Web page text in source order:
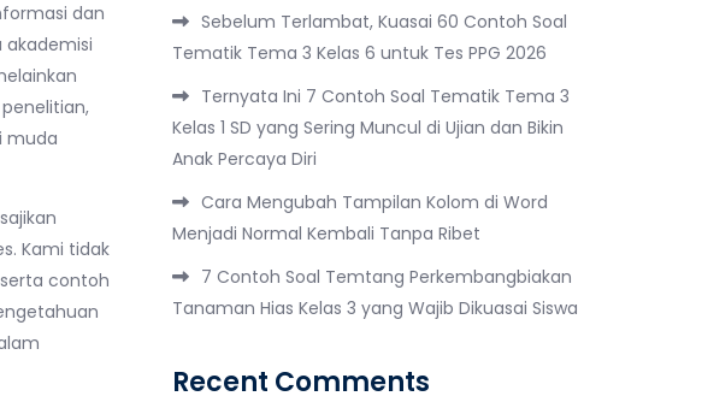
dan
akademisi
muda
Kami tidak
contoh
Sebelum Terlambat, Kuasai 60 Contoh Soal
Tematik Tema 3 Kelas 6 untuk Tes PPG 2026
Ternyata Ini 7 Contoh Soal Tematik Tema 3
Kelas 1 SD yang Sering Muncul di Ujian dan Bikin
Anak Percaya Diri
Cara Mengubah Tampilan Kolom di Word
Menjadi Normal Kembali Tanpa Ribet
7 Contoh Soal Temtang Perkembangbiakan
Tanaman Hias Kelas 3 yang Wajib Dikuasai Siswa
Recent Comments